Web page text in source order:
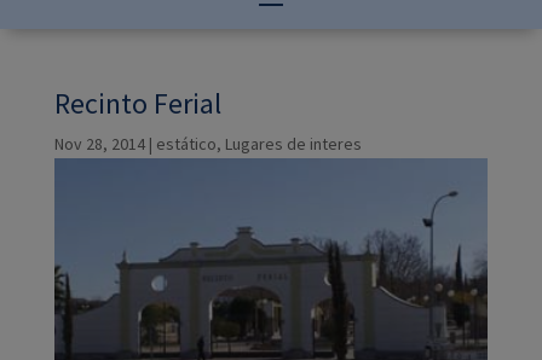
Recinto Ferial
Nov 28, 2014| estático, Lugares de interes